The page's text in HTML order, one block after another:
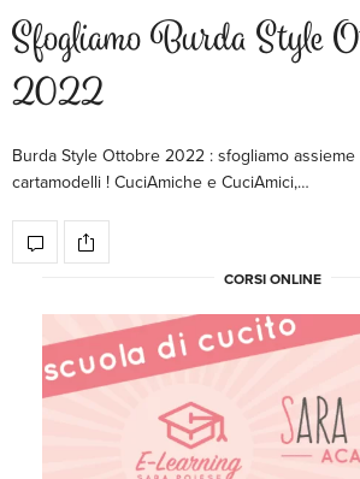
Sfogliamo Burda Style
2022
Burda Style Ottobre 2022 : sfogliamo assieme
cartamodelli ! CuciAmiche e CuciAmici,…
CORSI ONLINE